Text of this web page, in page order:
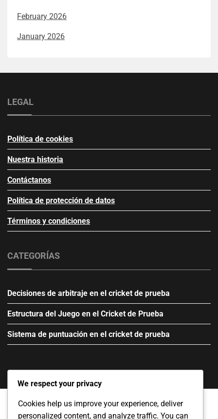
February 2026
January 2026
LEGAL
Política de cookies
Nuestra historia
Contáctanos
Política de protección de datos
Términos y condiciones
CATEGORÍAS
Decisiones de arbitraje en el cricket de prueba
Estructura del Juego en el Cricket de Prueba
Sistema de puntuación en el cricket de prueba
We respect your privacy
Cookies help us improve your experience, deliver
personalized content, and analyze traffic. You can